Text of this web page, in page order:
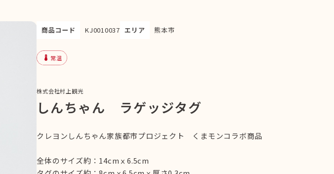
商品コード KJ0010037 エリア 熊本市
device_thermostat 常温
株式会社村上観光
しんちゃん ラゲッジタグ
クレヨンしんちゃん家族都市プロジェクト くまモンコラボ商品
全体のサイズ約：14cmⅹ6.5cm